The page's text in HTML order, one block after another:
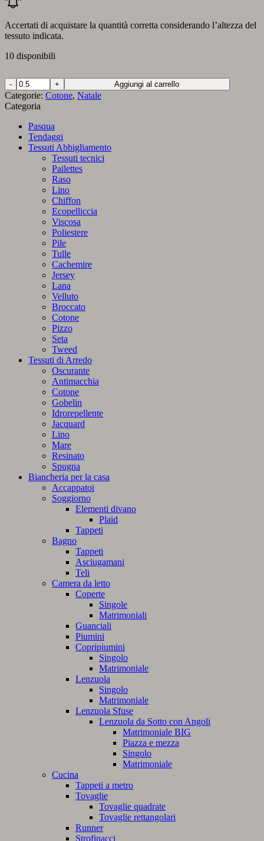
Accertati di acquistare la quantità corretta considerando l’altezza del
tessuto indicata.
10 disponibili
Cotone
Decorazioni
Natalizie
quantità
Aggiungi al carrello
Categorie: Cotone, Natale
Categoria
Pasqua
Tendaggi
Tessuti Abbigliamento
Tessuti tecnici
Pailettes
Raso
Lino
Chiffon
Ecopelliccia
Viscosa
Poliestere
Pile
Tulle
Cachemire
Jersey
Lana
Velluto
Broccato
Cotone
Pizzo
Seta
Tweed
Tessuti di Arredo
Oscurante
Antimacchia
Cotone
Gobelin
Idrorepellente
Jacquard
Lino
Mare
Resinato
Spugna
Biancheria per la casa
Accappatoi
Soggiorno
Elementi divano
Plaid
Tappeti
Bagno
Tappeti
Asciugamani
Teli
Camera da letto
Coperte
Singole
Matrimoniali
Guanciali
Piumini
Copripiumini
Singolo
Matrimoniale
Lenzuola
Singolo
Matrimoniale
Lenzuola Sfuse
Lenzuola da Sotto con Angoli
Matrimoniale BIG
Piazza e mezza
Singolo
Matrimoniale
Cucina
Tappeti a metro
Tovaglie
Tovaglie quadrate
Tovaglie rettangolari
Runner
Strofinacci